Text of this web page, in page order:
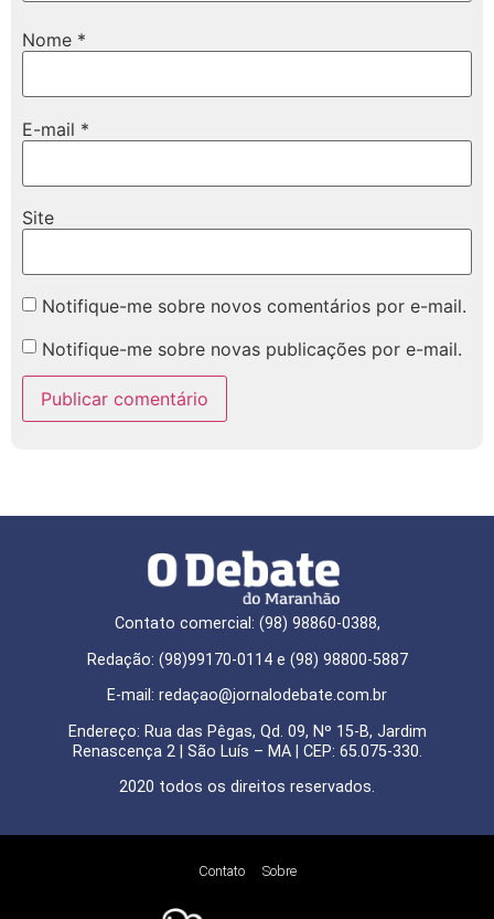
Nome *
E-mail *
Site
Notifique-me sobre novos comentários por e-mail.
Notifique-me sobre novas publicações por e-mail.
Contato comercial: (98) 98860-0388,
Redação: (98)99170-0114 e (98) 98800-5887
E-mail: redaçao@jornalodebate.com.br
Endereço: Rua das Pêgas, Qd. 09, Nº 15-B, Jardim
Renascença 2 | São Luís – MA | CEP: 65.075-330.
2020 todos os direitos reservados.
Contato Sobre